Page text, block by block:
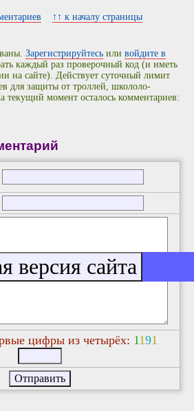
↑↑ к началу страницы
Зарегистрируйтесь иливойдите в
каждый раз проверочный код (и иметь
на сайте). Действует суточный лимит
для защиты от троллей, школоло-
текущий момент осталось комментариев:
цифры из четырёх: 1191